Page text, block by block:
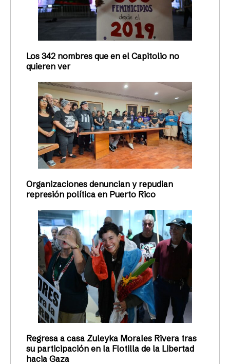
Los 342 nombres que en el Capitolio no
quieren ver
Organizaciones denuncian y repudian
represión política en Puerto Rico
Regresa a casa Zuleyka Morales Rivera tras
su participación en la Flotilla de la Libertad
hacia Gaza